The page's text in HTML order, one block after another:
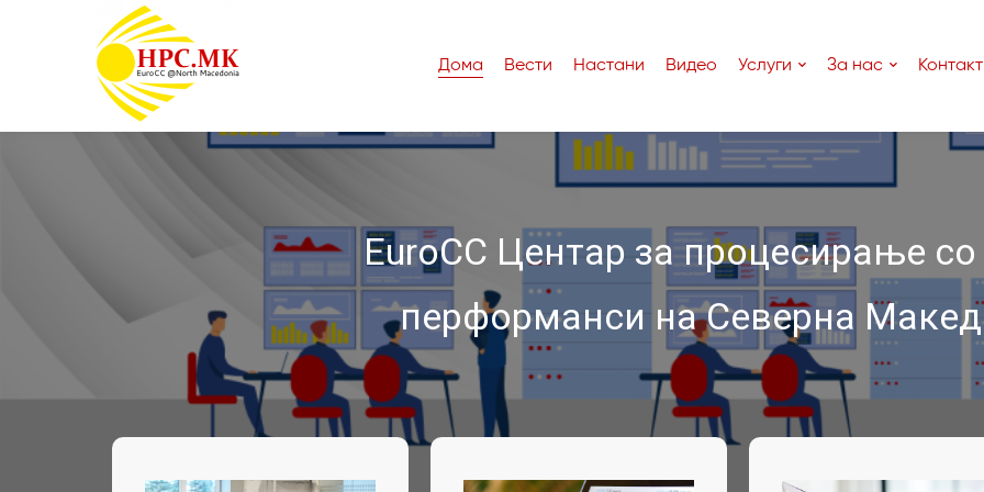
Дома Вести Настани Видео Услуги За нас Контакт
EuroCC Центар за процесирање
перформанси на Северна